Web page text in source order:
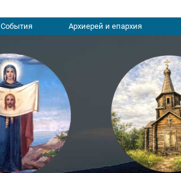
События Архиерей и епархия